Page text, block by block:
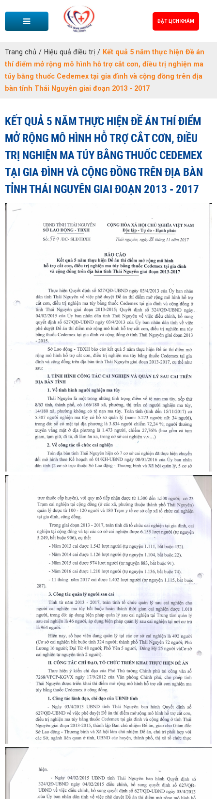
ĐẶT LỊCH KHÁM
Trang chủ / Hiệu quả điều trị / Kết quả 5 năm thực hiện Đề án
thí điểm mở rộng mô hình hỗ trợ cắt cơn, điều trị nghiện ma
túy bằng thuốc Cedemex tại gia đình và cộng đồng trên địa
bàn tỉnh Thái Nguyên giai đoạn 2013 - 2017
KẾT QUẢ 5 NĂM THỰC HIỆN ĐỀ ÁN THÍ ĐIỂM
MỞ RỘNG MÔ HÌNH HỖ TRỢ CẮT CƠN, ĐIỀU
TRỊ NGHIỆN MA TÚY BẰNG THUỐC CEDEMEX
TẠI GIA ĐÌNH VÀ CỘNG ĐỒNG TRÊN ĐỊA BÀN
TỈNH THÁI NGUYÊN GIAI ĐOẠN 2013 - 2017